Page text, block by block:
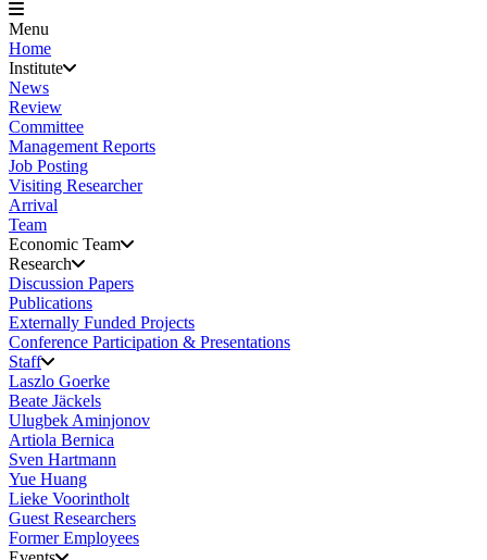
Menu
Home
Institute
News
Review
Committee
Management Reports
Job Posting
Visiting Researcher
Arrival
Team
Economic Team
Research
Discussion Papers
Publications
Externally Funded Projects
Conference Participation & Presentations
Staff
Laszlo Goerke
Beate Jäckels
Ulugbek Aminjonov
Artiola Bernica
Sven Hartmann
Yue Huang
Lieke Voorintholt
Guest Researchers
Former Employees